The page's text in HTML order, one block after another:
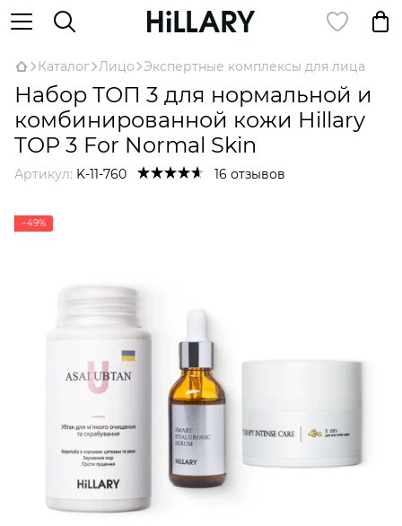
Каталог Лицо Экспертные комплексы для лица
Набор ТОП 3 для нормальной и
комбинированной кожи Hillary
TOP 3 For Normal Skin
Артикул: K-11-760 16 отзывов
−49%